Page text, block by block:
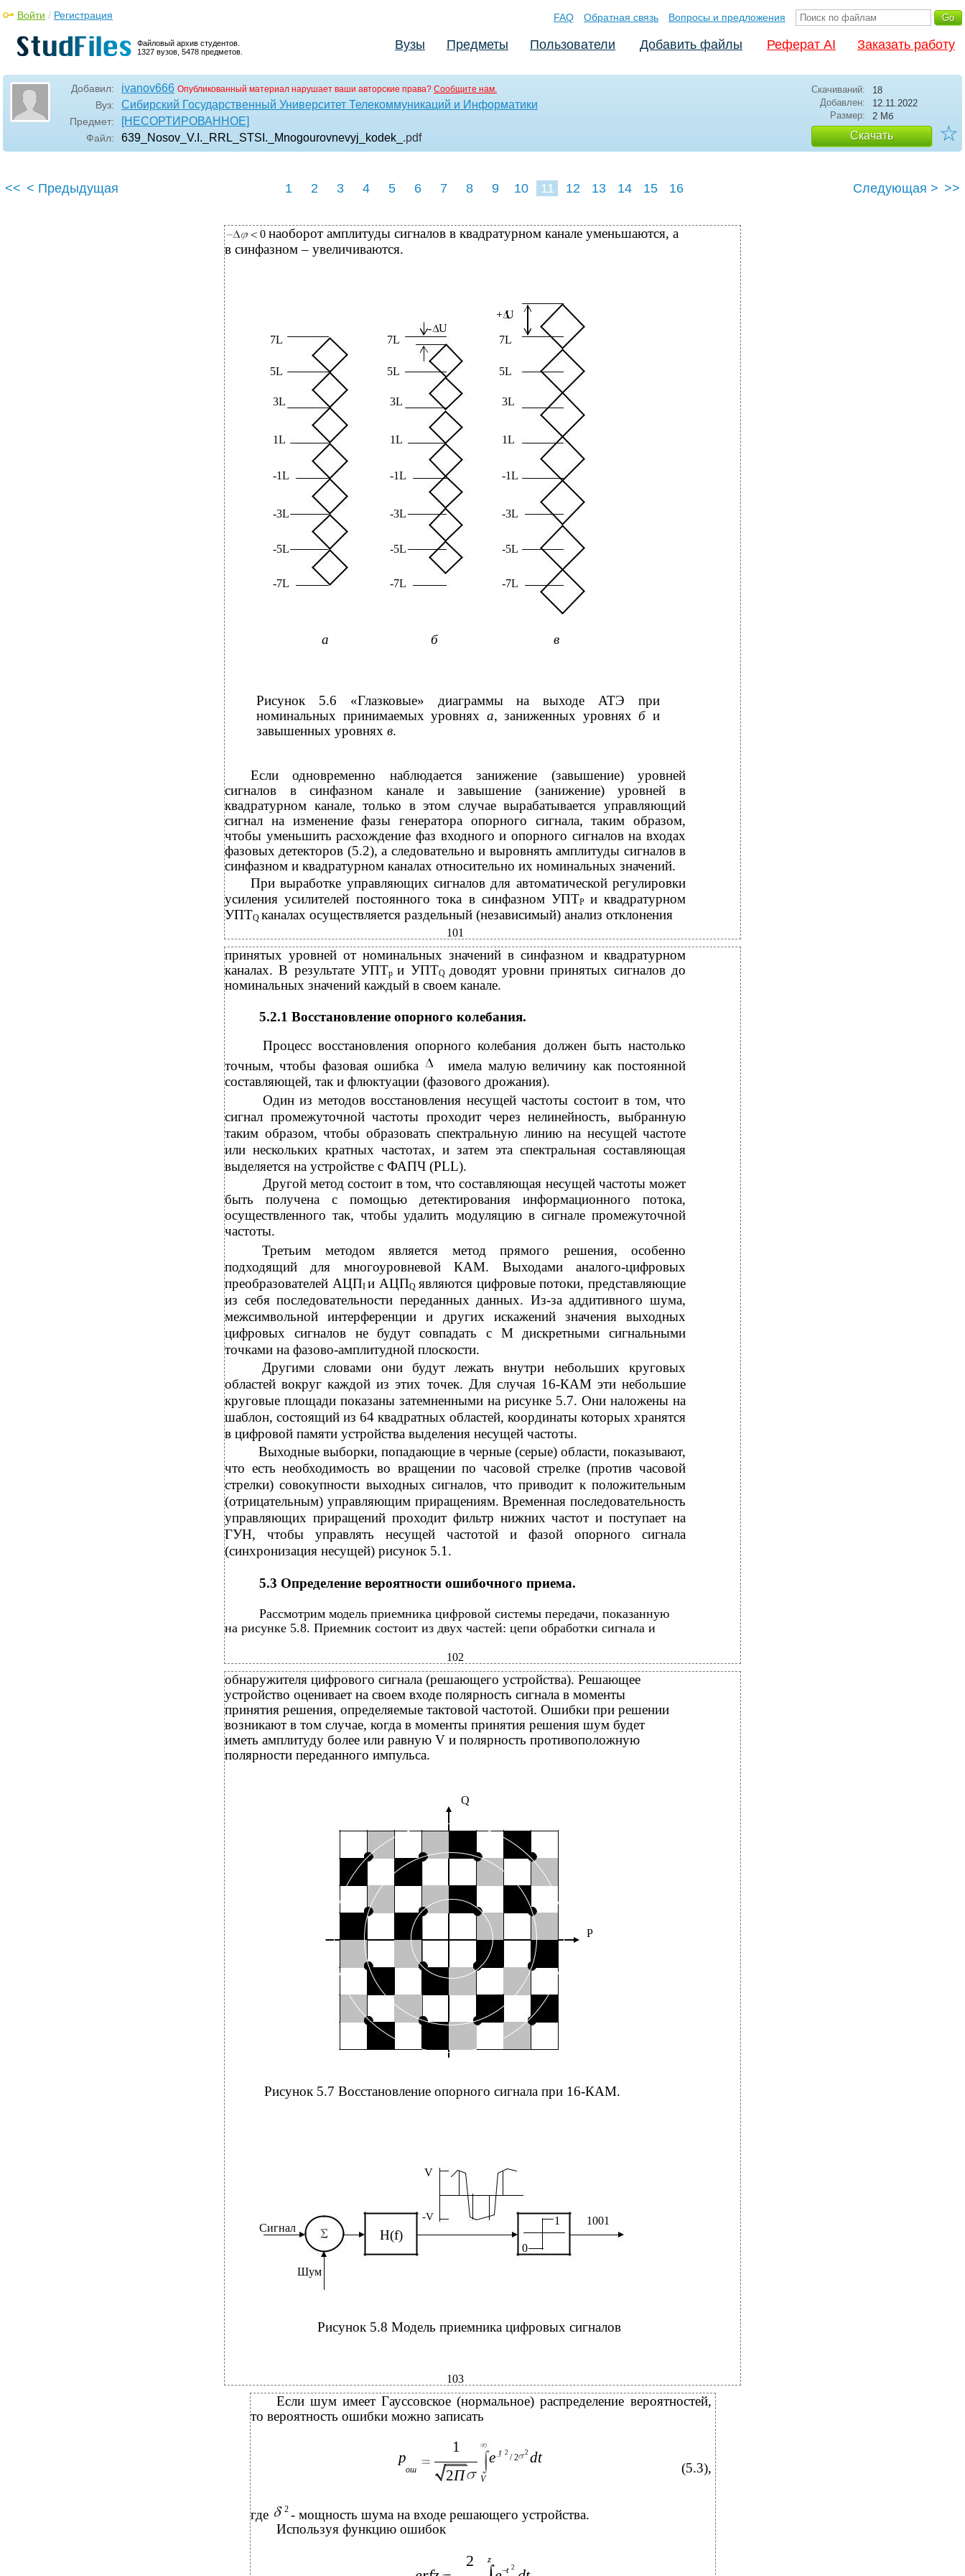
Файловый архив студентов.
1327 вузов, 5478 предметов.
Войти / Регистрация FAQ Обратная связь Вопросы и предложения
Вузы Предметы Пользователи Добавить файлы Реферат AI Заказать работу
Добавил: ivanov666 Опубликованный материал нарушает ваши авторские права? Сообщите нам.
Вуз: Сибирский Государственный Университет Телекоммуникаций и Информатики
Предмет: [НЕСОРТИРОВАННОЕ]
Файл: 639_Nosov_V.I._RRL_STSI._Mnogourovnevyj_kodek_ .pdf
Скачиваний:
18
Добавлен:
12.11.2022
Размер:
2 Мб
Скачать ☆
<< < Предыдущая 1 2 3 4 5 6 7 8 9 10 11 12 13 14 15 16 Следующая > >>
0 наоборот амплитуды сигналов в квадратурном канале уменьшаются, а
в синфазном – увеличиваются.
+ U
- U
7L
7L 7L
5L 5L 5L
3L 3L 3L
1L 1L 1L
-1L -1L -1L
-3L -3L -3L
-5L -5L -5L
-7L -7L -7L
а б в
Рисунок 5.6 «Глазковые» диаграммы на выходе АТЭ при
номинальных принимаемых уровнях а, заниженных уровняхби
завышенных уровнях в.
Если одновременно наблюдается занижение (завышение) уровней
сигналов в синфазном канале и завышение (занижение) уровней в
квадратурном канале, только в этом случае вырабатывается управляющий
сигнал на изменение фазы генератора опорного сигнала, таким образом,
чтобы уменьшить расхождение фаз входного и опорного сигналов на входах
фазовых детекторов (5.2), а следовательно и выровнять амплитуды сигналов в
синфазном и квадратурном каналах относительно их номинальных значений.
При выработке управляющих сигналов для автоматической регулировки
усиления усилителей постоянного тока в синфазном УПТР и квадратурном
УПТQ каналах осуществляется раздельный (независимый) анализ отклонения
101
принятых уровней от номинальных значений в синфазном и квадратурном
каналах. В результате УПТри УПТQ доводят уровни принятых сигналов до
номинальных значений каждый в своем канале.
5.2.1 Восстановление опорного колебания.
Процесс восстановления опорного колебания должен быть настолько
точным, чтобы фазовая ошибка
имела малую величину как постоянной
составляющей, так и флюктуации (фазового дрожания).
Один из методов восстановления несущей частоты состоит в том, что
сигнал промежуточной частоты проходит через нелинейность, выбранную
таким образом, чтобы образовать спектральную линию на несущей частоте
или нескольких кратных частотах, и затем эта спектральная составляющая
выделяется на устройстве с ФАПЧ (PLL).
Другой метод состоит в том, что составляющая несущей частоты может
быть получена с помощью детектирования информационного потока,
осуществленного так, чтобы удалить модуляцию в сигнале промежуточной
частоты.
Третьим методом является метод прямого решения, особенно
подходящий для многоуровневой КАМ. Выходами аналого-цифровых
преобразователей АЦПIи АЦПQ являются цифровые потоки, представляющие
из себя последовательности переданных данных. Из-за аддитивного шума,
межсимвольной интерференции и других искажений значения выходных
цифровых сигналов не будут совпадать с М дискретными сигнальными
точками на фазово-амплитудной плоскости.
Другими словами они будут лежать внутри небольших круговых
областей вокруг каждой из этих точек. Для случая 16-КАМ эти небольшие
круговые площади показаны затемненными на рисунке 5.7. Они наложены на
шаблон, состоящий из 64 квадратных областей, координаты которых хранятся
в цифровой памяти устройства выделения несущей частоты.
Выходные выборки, попадающие в черные (серые) области, показывают,
что есть необходимость во вращении по часовой стрелке (против часовой
стрелки) совокупности выходных сигналов, что приводит к положительным
(отрицательным) управляющим приращениям. Временная последовательность
управляющих приращений проходит фильтр нижних частот и поступает на
ГУН, чтобы управлять несущей частотой и фазой опорного сигнала
(синхронизация несущей) рисунок 5.1.
5.3 Определение вероятности ошибочного приема.
Рассмотрим модель приемника цифровой системы передачи, показанную
на рисунке 5.8. Приемник состоит из двух частей: цепи обработки сигнала и
102
обнаружителя цифрового сигнала (решающего устройства). Решающее
устройство оценивает на своем входе полярность сигнала в моменты
принятия решения, определяемые тактовой частотой. Ошибки при решении
возникают в том случае, когда в моменты принятия решения шум будет
иметь амплитуду более или равную V и полярность противоположную
полярности переданного импульса.
Q
P
Рисунок 5.7 Восстановление опорного сигнала при 16-КАМ.
V
-V 1 1001
Сигнал H(f)
0
Шум
Рисунок 5.8 Модель приемника цифровых сигналов
103
Если шум имеет Гауссовское (нормальное) распределение вероятностей,
то вероятность ошибки можно записать
p
1
еt 2 / 2 2 dt
(5.3),
ош 2П V
где 2 - мощность шума на входе решающего устройства.
Используя функцию ошибок
2 z
t 2